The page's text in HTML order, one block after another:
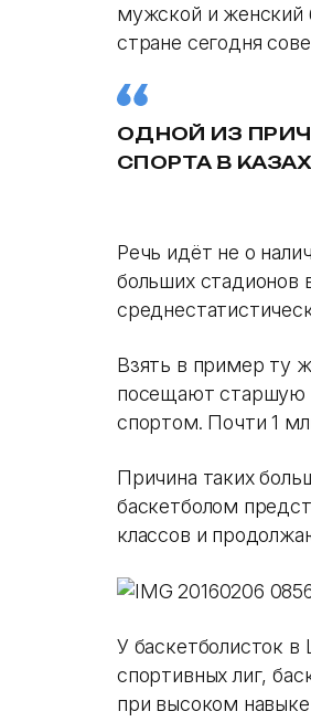
мужской и женский
стране сегодня
ОДНОЙ ИЗ
СПОРТА В
Речь идёт не о
больших стадионов
Взять в пример ту
посещают старшую
спортом. Почти 1
Причина таких
баскетболом
классов и
У баскетболисток
спортивных лиг,
при высоком